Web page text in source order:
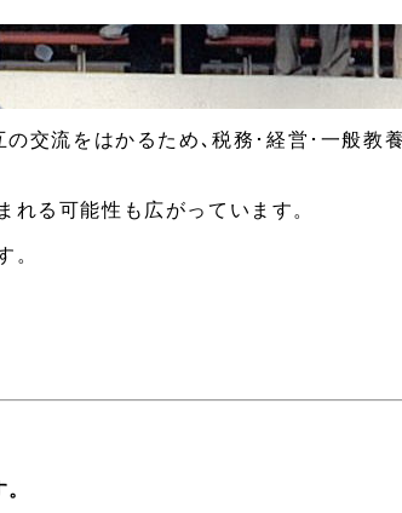
交流をはかるため､税務･経営･一般教
る可能性も広がっています。
。